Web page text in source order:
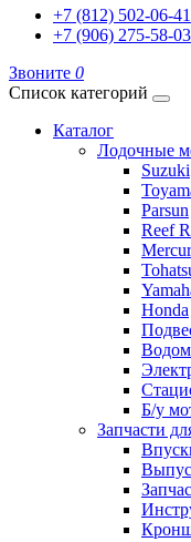
+7 (812) 502-06-41
+7 (906) 275-58-03
Звоните 0
Список категорий
Каталог
Лодочные
Suzuki
Parsun
Reef
Honda
Б/у
Запчасти